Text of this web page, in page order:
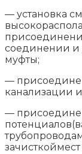
— установка
соединении и
муфты;
—
канализации
—